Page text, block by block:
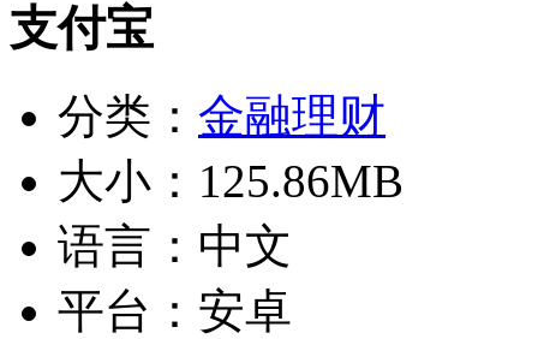
支付宝
分类： 金融理财
大小： 125.86MB
语言： 中文
平台： 安卓